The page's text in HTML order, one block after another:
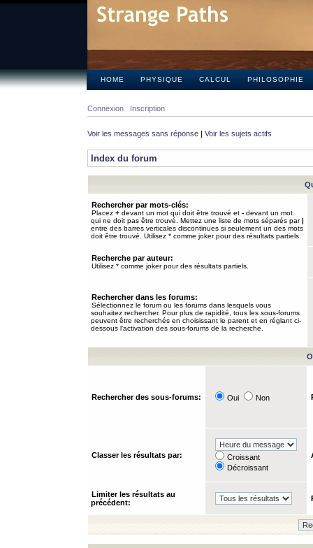
HOME PHYSIQUE CALCUL PHILOSOPHIE
Connexion Inscription
Voir les messages sans réponse | Voir les sujets actifs
Index du forum
Rechercher par mots-clés:
Placez + devant un mot qui doit être trouvé et - devant un mot
qui ne doit pas être trouvé. Mettez une liste de mots séparés par|
entre des barres verticales discontinues si seulement un des mots
doit être trouvé. Utilisez * comme joker pour des résultats partiels.
Recherche par auteur:
Utilisez * comme joker pour des résultats partiels.
Rechercher dans les forums:
Sélectionnez le forum ou les forums dans lesquels vous
souhaitez rechercher. Pour plus de rapidité, tous les sous-forums
peuvent être recherchés en choisissant le parent et en réglant ci-
dessous l’activation des sous-forums de la recherche.
Rechercher des sous-forums: Oui Non
Classer les résultats par:
Croissant
Décroissant
Limiter les résultats au
précédent: